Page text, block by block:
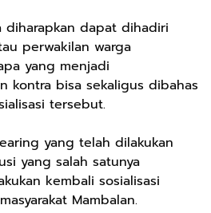
diharapkan dapat dihadiri
perwakilan warga
yang menjadi
kontra bisa sekaligus dibahas
tersebut.
yang telah dilakukan
yang salah satunya
kembali sosialisasi
Mambalan.